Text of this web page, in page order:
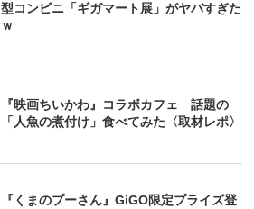
型コンビニ「ギガマート展」がヤバすぎた
ｗ
『映画ちいかわ』コラボカフェ 話題の
「人魚の煮付け」食べてみた〈取材レポ〉
『くまのプーさん』GiGO限定プライズ登